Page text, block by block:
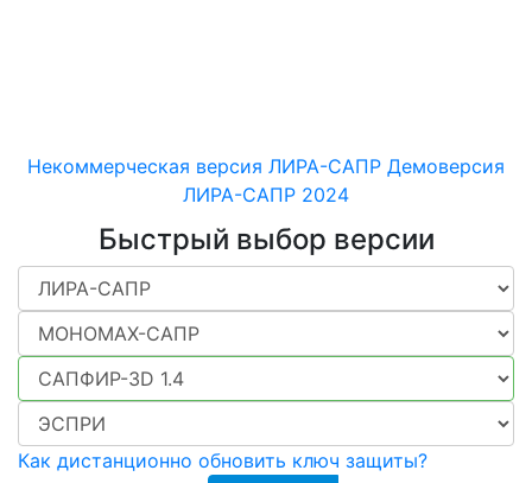
Некоммерческая версия ЛИРА-САПР Демоверсия
ЛИРА-САПР 2024
Быстрый выбор версии
Как дистанционно обновить ключ защиты?